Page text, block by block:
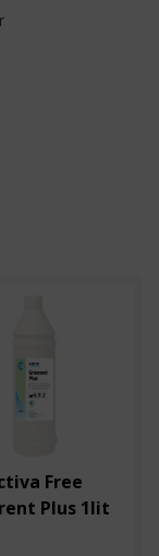
Free
Plus 1lit